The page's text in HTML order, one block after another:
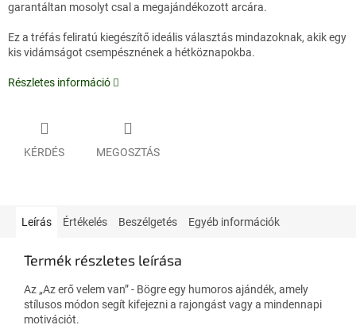
garantáltan mosolyt csal a megajándékozott arcára.
Ez a tréfás feliratú kiegészítő ideális választás mindazoknak, akik egy
kis vidámságot csempésznének a hétköznapokba.
Részletes információ
KÉRDÉS MEGOSZTÁS
Leírás Értékelés Beszélgetés Egyéb információk
Termék részletes leírása
Az „Az erő velem van” - Bögre egy humoros ajándék, amely
stílusos módon segít kifejezni a rajongást vagy a mindennapi
motivációt.